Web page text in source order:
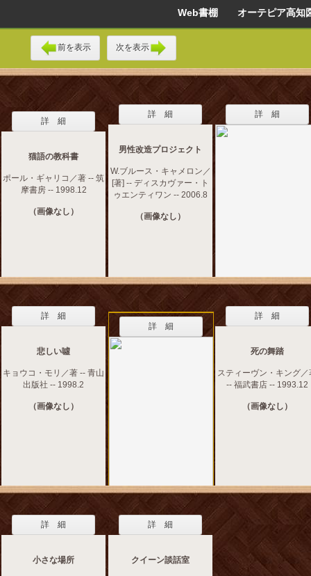
Web書棚 オーテピア高知
前を表示 次を表示
詳 細
猫語の教科書
ポール・ギャリコ／著 -- 筑
摩書房 -- 1998.12
（画像なし）
詳 細
男性改造プロジェクト
W.ブルース・キャメロン／
[著] -- ディスカヴァー・ト
ゥエンティワン -- 2006.8
（画像なし）
詳 細
詳 細
悲しい噓
キョウコ・モリ／著 -- 青山
出版社 -- 1998.2
（画像なし）
詳 細
詳 細
死の舞踏
スティーヴン・キング／
-- 福武書店 -- 1993.12
（画像なし）
詳 細
小さな場所
詳 細
クイーン談話室